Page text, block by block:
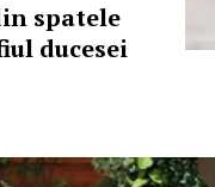
spatele
ducesei